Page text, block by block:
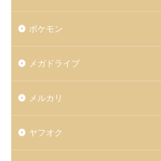
ポケモン
メガドライブ
メルカリ
ヤフオク